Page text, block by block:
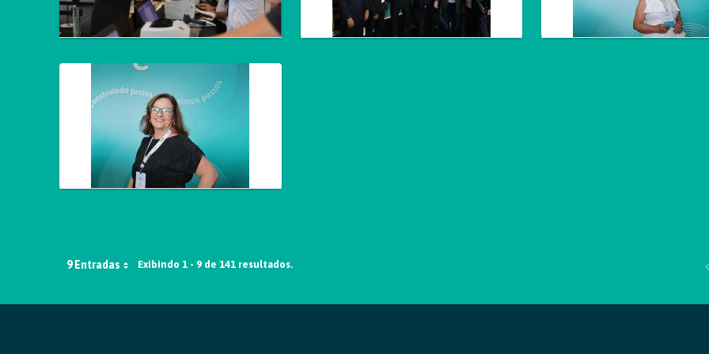
9 Entradas Exibindo 1 - 9 de 141 resultados.